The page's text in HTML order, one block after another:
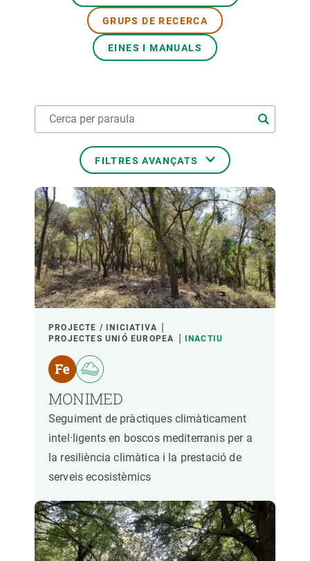
GRUPS DE RECERCA
EINES I MANUALS
FILTRES AVANÇATS
ÀMBITS TEMÀTICS
TEMES TRANSVERSALS
LIDERAT PER
PARTICIPANTS
ANY D'INICI
LIDERATGE CREAF LIDERATGE EXTERN
PROJECTE / INICIATIVA
PROJECTES UNIÓ EUROPEA
INACTIU
MONIMED
Seguiment de pràctiques climàticament
intel·ligents en boscos mediterranis per a
la resiliència climàtica i la prestació de
serveis ecosistèmics
UNEIX-TE A NOSALTRES